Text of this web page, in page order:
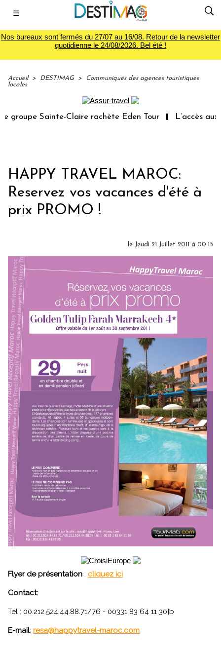
☰
Nos bureaux sont fermés du 27/07 au 16/08. Retour de la newsletter
quotidienne le 24/08/2026. Bel été !
Accueil > DESTIMAG >
Communiqués des agences touristiques
locales
groupe Sainte-Claire rachète Eden Tour L’accès aux
HAPPY TRAVEL MAROC:
Reservez vos vacances d'été à
prix PROMO !
le Jeudi 21 Juillet 2011 à 00:15
Flyer de présentation : cliquez ici
Contact:
Tél : 00.212.524.44.88.71/76 - 00331 83 64 11 30]b
E-mail: resa@happytravel-maroc.com